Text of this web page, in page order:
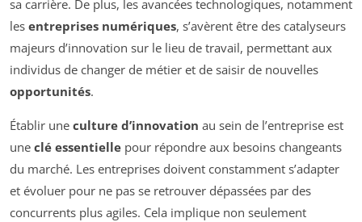
sa carrière. De plus, les avancées technologiques, notamment
les entreprises numériques, s’avèrent être des catalyseurs
majeurs d’innovation sur le lieu de travail, permettant aux
individus de changer de métier et de saisir de nouvelles
opportunités.
Établir une culture d’innovation au sein de l’entreprise est
une clé essentielle pour répondre aux besoins changeants
du marché. Les entreprises doivent constamment s’adapter
et évoluer pour ne pas se retrouver dépassées par des
concurrents plus agiles. Cela implique non seulement